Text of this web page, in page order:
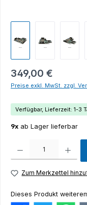
349,00 €
Preise exkl. MwSt. zzgl.
Verfügbar, Lieferzeit: 1-3
9x ab Lager lieferbar
Zum Merkzettel
Dieses Produkt